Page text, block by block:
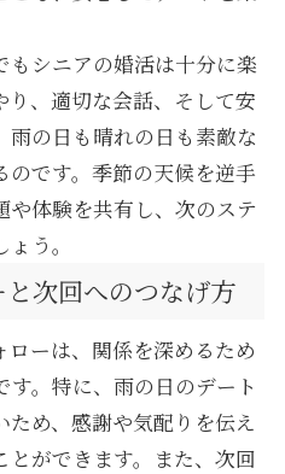
もシニアの婚活は十分に楽
り、適切な会話、そして安
の日も晴れの日も素敵な
です。季節の天候を逆手
や体験を共有し、次のステ
う。
次回へのつなげ方
ーは、関係を深めるため
。特に、雨の日のデート
め、感謝や気配りを伝え
とができます。また、次回